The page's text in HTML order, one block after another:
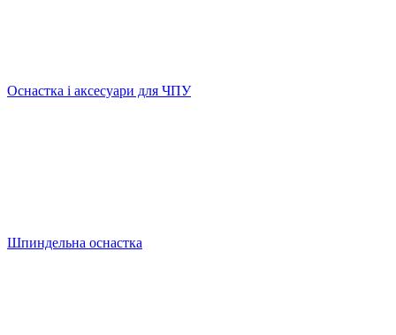
Оснастка і аксесуари для ЧПУ
Шпиндельна оснастка